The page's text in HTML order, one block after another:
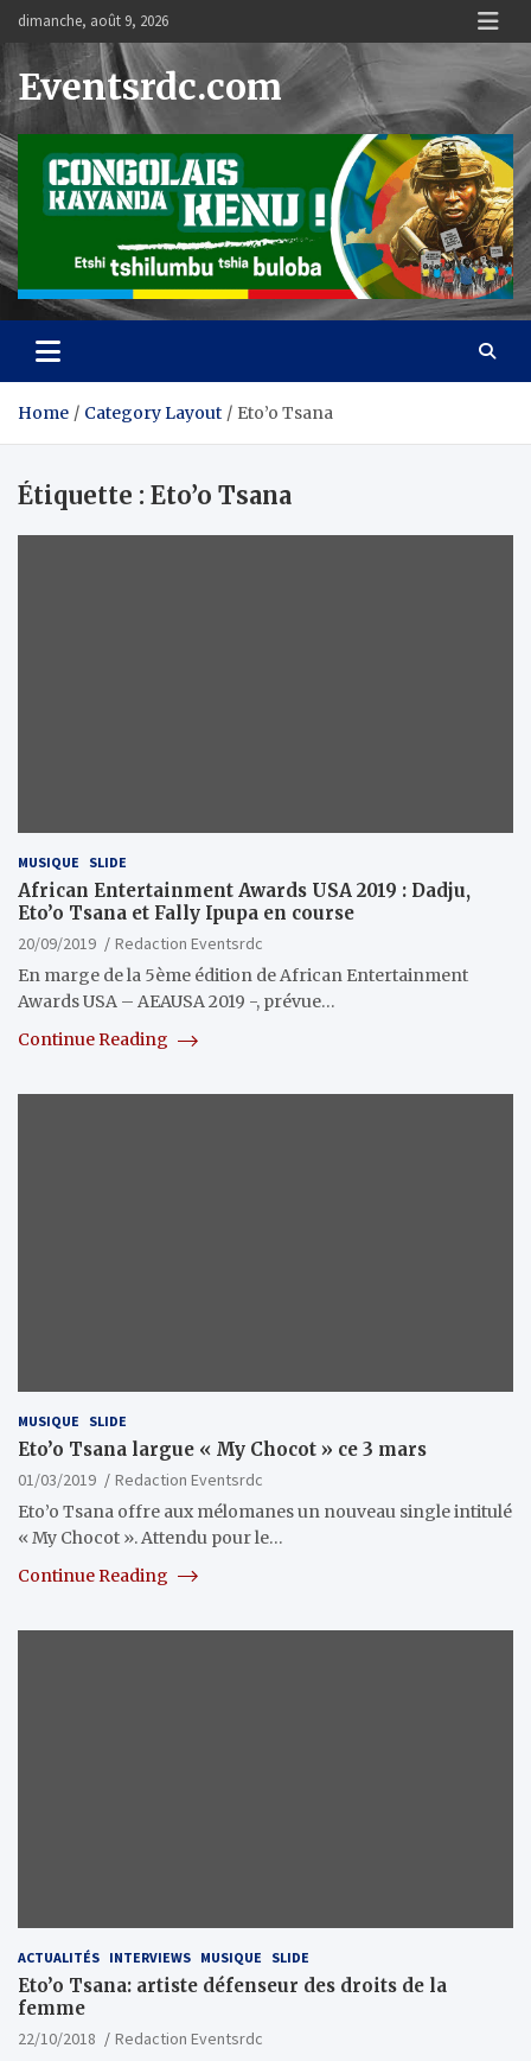
Skip
content
dimanche, août 9, 2026
Eventsrdc.com
Home Category Layout Eto’o Tsana
Étiquette : Eto’o Tsana
MUSIQUE SLIDE
African Entertainment Awards USA 2019 : Dadju,
Eto’o Tsana et Fally Ipupa en course
20/09/2019
Redaction Eventsrdc
En marge de la 5ème édition de African Entertainment
Awards USA – AEAUSA 2019 -, prévue…
Continue Reading
MUSIQUE SLIDE
Eto’o Tsana largue « My Chocot » ce 3 mars
01/03/2019
Redaction Eventsrdc
Eto’o Tsana offre aux mélomanes un nouveau single intitulé
« My Chocot ». Attendu pour le…
Continue Reading
ACTUALITÉS INTERVIEWS MUSIQUE SLIDE
Eto’o Tsana: artiste défenseur des droits de la
femme
22/10/2018
Redaction Eventsrdc